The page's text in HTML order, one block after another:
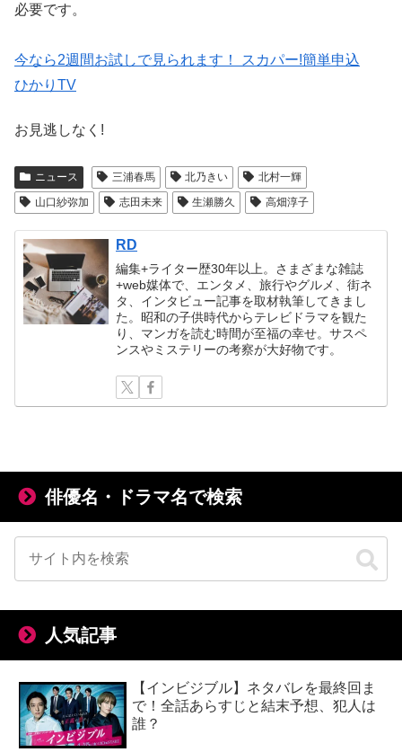
必要です。
今なら2週間お試しで見られます！ スカパー!簡単申込
ひかりTV
お見逃しなく!
ニュース 三浦春馬 北乃きい
北村一輝
山口紗弥加
志田未来 生瀬勝久 高畑淳子
RD
編集+ライター歴30年以上。さまざまな雑誌
+web媒体で、エンタメ、旅行やグルメ、街ネ
タ、インタビュー記事を取材執筆してきまし
た。昭和の子供時代からテレビドラマを観た
り、マンガを読む時間が至福の幸せ。サスペ
ンスやミステリーの考察が大好物です。
俳優名・ドラマ名で検索
人気記事
【インビジブル】ネタバレを最終回ま
で！全話あらすじと結末予想、犯人は
誰？